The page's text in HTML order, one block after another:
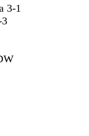
3-1